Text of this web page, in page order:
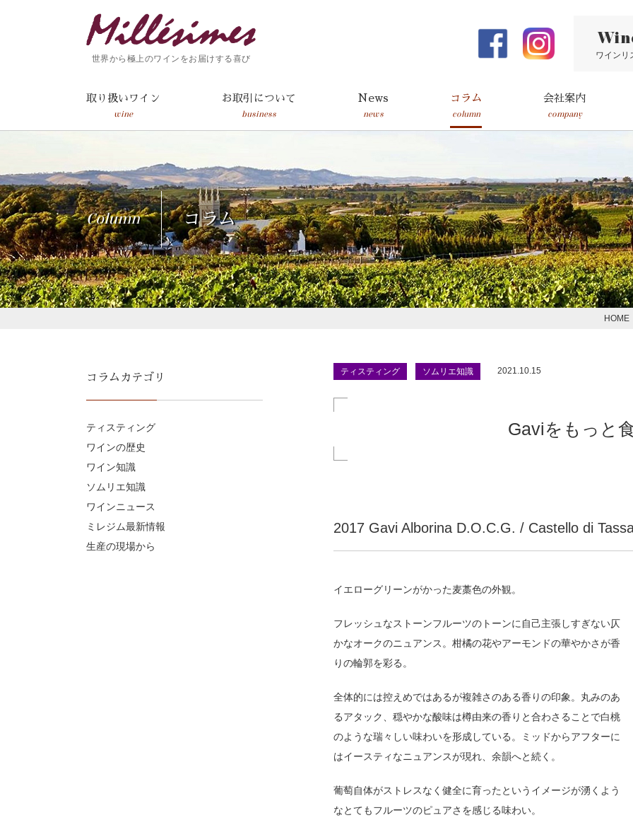
世界から極上のワインをお届けする喜び ワインリ
取り扱いワイン
wine
お取引について
business
News
news
コラム
column
会社案内
company
Column コラム
HOME
ティスティング ソムリエ知識 2021.10.15
Gaviをもっと食
2017 Gavi Alborina D.O.C.G. / Castello di
イエローグリーンがかった麦藁色の外観。
フレッシュなストーンフルーツのトーンに自己主張しすぎない仄
かなオークのニュアンス。柑橘の花やアーモンドの華やかさが香
りの輪郭を彩る。
全体的には控えめではあるが複雑さのある香りの印象。丸みのあ
るアタック、穏やかな酸味は樽由来の香りと合わさることで白桃
のような瑞々しい味わいを形成している。ミッドからアフターに
はイースティなニュアンスが現れ、余韻へと続く。
葡萄自体がストレスなく健全に育ったというイメージが湧くよう
なとてもフルーツのピュアさを感じる味わい。
コラムカテゴリ
ティスティング
ワインの歴史
ワイン知識
ソムリエ知識
ワインニュース
ミレジム最新情報
生産の現場から